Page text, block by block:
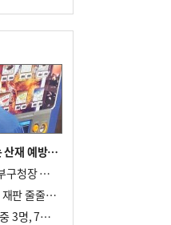
정에 막
노동자 살인 폭염과 사투…회사는 산재 예방·전기료 절감 전력
강서구 기간제노동자 사망, 전임 부구청장 檢 송치
중대재해법 위헌제청 파장…관련 재판 줄줄이 브레이크
한화에어로 폭발사고 희생자 5명 중 3명, 7일 영면